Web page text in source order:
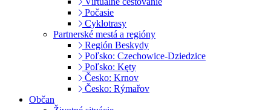
Počasie
Cyklotrasy
Partnerské mestá a regióny
Región Beskydy
Poľsko: Czechowice-Dziedzice
Poľsko: Kęty
Česko: Krnov
Česko: Rýmařov
Občan